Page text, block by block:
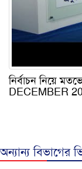
নির্বাচন নিয়ে
DECEMBER
অন্যান্য বিভাগের